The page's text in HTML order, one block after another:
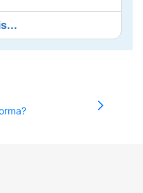
FPS30 2 em 1:
proteção UVB +
água e ao suor.
em todos os